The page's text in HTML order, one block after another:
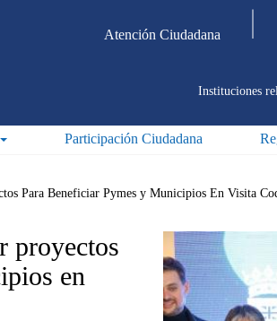
Atención Ciudadana
Instituciones
Participación Ciudadana
Para Beneficiar Pymes y Municipios En Visita
proyectos
en